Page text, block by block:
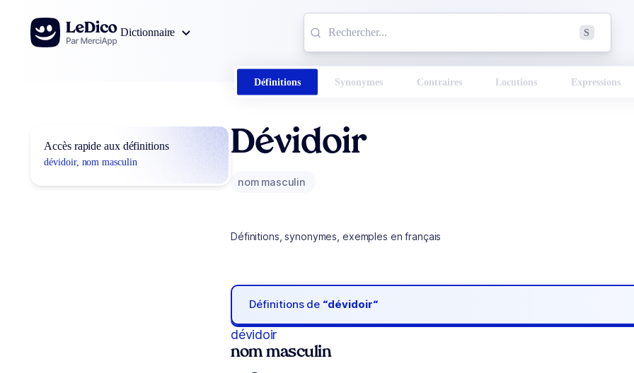
Aller au contenu
Dictionnaire
S
Définitions Synonymes Contraires Locutions Expressions
Accès rapide aux définitions
dévidoir, nom masculin
Dévidoir
nom masculin
Définitions, synonymes, exemples en français
Définitions de “dévidoir“
dévidoir
nom masculin